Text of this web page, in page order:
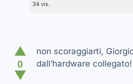
34 vis.
▲
0
▼
non scoraggiarti,
dall’hardware collegato!